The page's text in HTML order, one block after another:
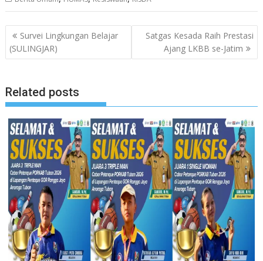
Navigasi
pos
Survei Lingkungan Belajar
(SULINGJAR)
Satgas Kesada Raih Prestasi
Ajang LKBB se-Jatim
Related posts